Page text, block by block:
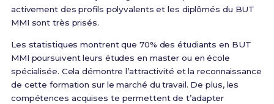
activement des profils polyvalents et les diplômés du BUT
MMI sont très prisés.
Les statistiques montrent que 70% des étudiants en BUT
MMI poursuivent leurs études en master ou en école
spécialisée. Cela démontre l’attractivité et la reconnaissance
de cette formation sur le marché du travail. De plus, les
compétences acquises te permettent de t’adapter